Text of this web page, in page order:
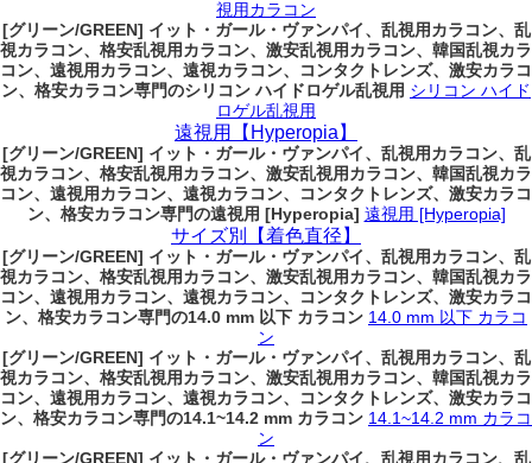
視用カラコン
[グリーン/GREEN] イット・ガール・ヴァンパイ、乱視用カラコン、乱
視カラコン、格安乱視用カラコン、激安乱視用カラコン、韓国乱視カラ
コン、遠視用カラコン、遠視カラコン、コンタクトレンズ、激安カラコ
ン、格安カラコン専門のシリコン ハイドロゲル乱視用 シリコン ハイド
ロゲル乱視用
遠視用【Hyperopia】
[グリーン/GREEN] イット・ガール・ヴァンパイ、乱視用カラコン、乱
視カラコン、格安乱視用カラコン、激安乱視用カラコン、韓国乱視カラ
コン、遠視用カラコン、遠視カラコン、コンタクトレンズ、激安カラコ
ン、格安カラコン専門の遠視用 [Hyperopia] 遠視用 [Hyperopia]
サイズ別【着色直径】
[グリーン/GREEN] イット・ガール・ヴァンパイ、乱視用カラコン、乱
視カラコン、格安乱視用カラコン、激安乱視用カラコン、韓国乱視カラ
コン、遠視用カラコン、遠視カラコン、コンタクトレンズ、激安カラコ
ン、格安カラコン専門の14.0 mm 以下 カラコン 14.0 mm 以下 カラコ
ン
[グリーン/GREEN] イット・ガール・ヴァンパイ、乱視用カラコン、乱
視カラコン、格安乱視用カラコン、激安乱視用カラコン、韓国乱視カラ
コン、遠視用カラコン、遠視カラコン、コンタクトレンズ、激安カラコ
ン、格安カラコン専門の14.1~14.2 mm カラコン 14.1~14.2 mm カラコ
ン
[グリーン/GREEN] イット・ガール・ヴァンパイ、乱視用カラコン、乱